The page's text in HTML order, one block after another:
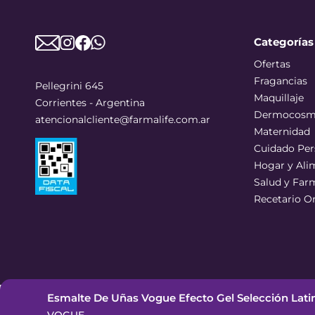
Esmalte De Uñas Vogue Efecto Gel Selección
Pellegrini 645
Corrientes - Argentina
atencionalcliente@farmalife.com.ar
Categorías
Ofertas
Fragancias
Maquillaje
Maternidad
Cuidado
Hogar y
Salud y
Recetario
Todos los derechos reservados